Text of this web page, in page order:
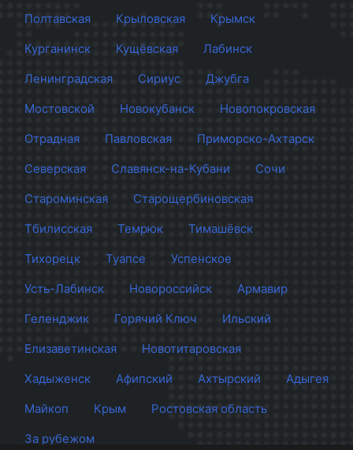
Полтавская
Крыловская
Крымск
Курганинск
Кущёвская
Лабинск
Ленинградская
Сириус
Джубга
Мостовской
Новокубанск
Новопокровская
Отрадная
Павловская
Приморско-Ахтарск
Северская
Славянск-на-Кубани
Сочи
Староминская
Старощербиновская
Тбилисская
Темрюк
Тимашёвск
Тихорецк
Туапсе
Успенское
Усть-Лабинск
Новороссийск
Армавир
Геленджик
Горячий Ключ
Ильский
Елизаветинская
Новотитаровская
Хадыженск
Афипский Ахтырский
Адыгея
Майкоп
Крым
Ростовская область
За рубежом